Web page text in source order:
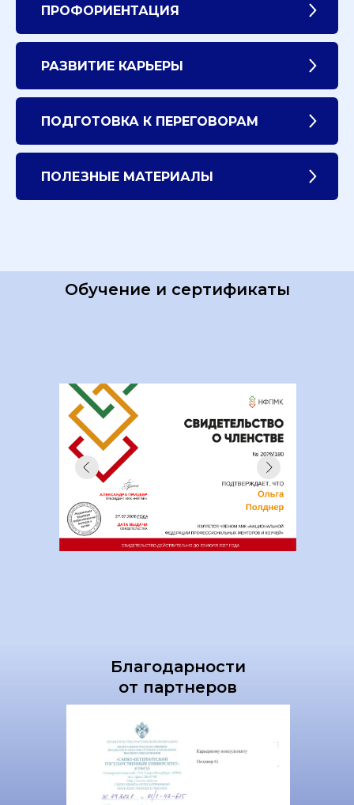
ПРОФОРИЕНТАЦИЯ
РАЗВИТИЕ КАРЬЕРЫ
ПОДГОТОВКА К ПЕРЕГОВОРАМ
ПОЛЕЗНЫЕ МАТЕРИАЛЫ
Обучение и сертификаты
Благодарности
от партнеров